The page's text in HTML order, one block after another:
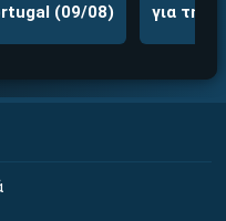
(09/08)
για τη